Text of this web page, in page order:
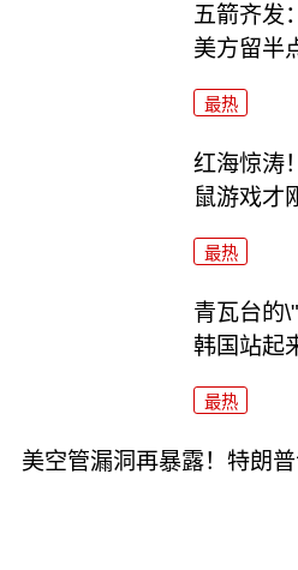
五箭齐发
美方留半
最热
红海惊涛
鼠游戏才
最热
青瓦台的
韩国站起
最热
美空管漏洞再暴露！特朗